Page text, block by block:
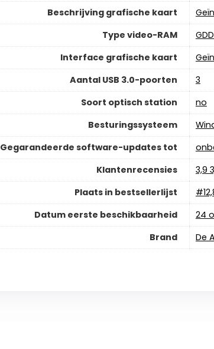
Beschrijving grafische kaart
Type video-RAM
Interface grafische kaart
Aantal USB 3.0-poorten
‎3
Soort optisch station
‎no
Besturingssysteem
Gegarandeerde software-updates tot
Klantenrecensies
3,9
Plaats in bestsellerlijst
Datum eerste beschikbaarheid
24
Brand
De